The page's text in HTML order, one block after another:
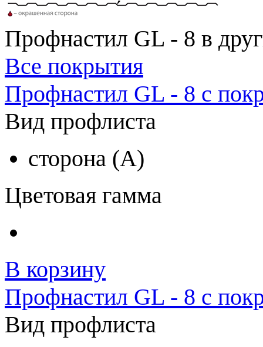
Профнастил GL - 8 в
Все покрытия
Профнастил GL - 8 с
Вид профлиста
сторона (A)
Цветовая гамма
В корзину
Профнастил GL - 8 с
Вид профлиста